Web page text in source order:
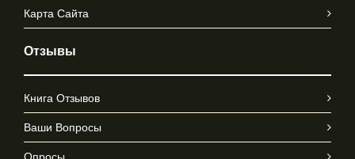
Карта Сайта
Отзывы
Книга Отзывов
Ваши Вопросы